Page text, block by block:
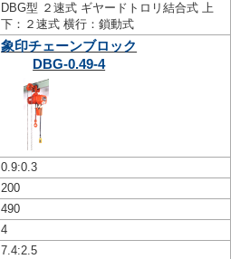
DBG型 ２速式 ギヤードトロリ結合式 上
下：２速式 横行：鎖動式
象印チェーンブロック
DBG-0.49-4
0.9:0.3
200
490
4
7.4:2.5